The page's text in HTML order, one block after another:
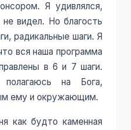
Я удивлялся,
видел. Но благость
радикальные шаги. Я
вся наша программа
в 6 и 7 шаги.
на Бога,
ему и окружающим.
как будто каменная